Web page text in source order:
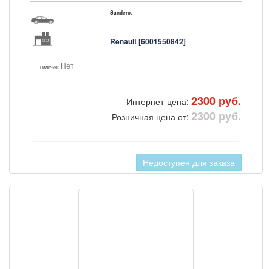
Sandero,
Renault [6001550842]
Наличие: Нет
Интернет-цена: 2300 руб.
Розничная цена от: 2300 руб.
Недоступен для заказа